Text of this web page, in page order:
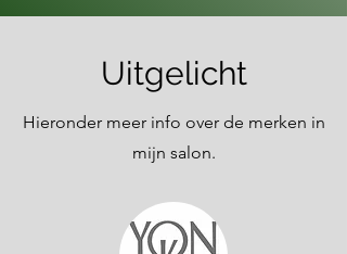
Uitgelicht
Hieronder meer info over de merken in
mijn salon.